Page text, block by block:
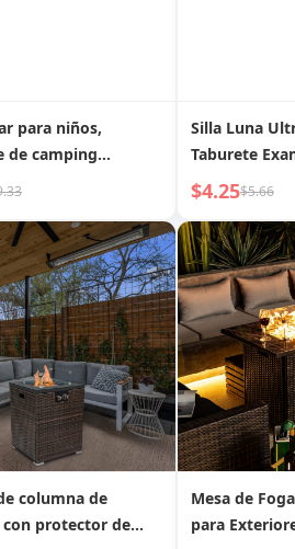
para niños,
de camping
portátil con
mini banco de
Silla Luna
Taburete
Admisión
Estudiante
$4.25$5.66
columna de
protector de
Mesa de
para